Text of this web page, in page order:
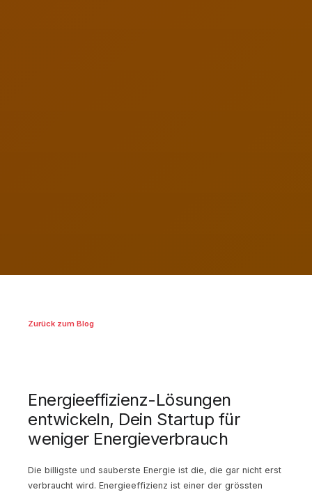
Zurück zum Blog
Energieeffizienz-Lösungen
entwickeln, Dein Startup für
weniger Energieverbrauch
Die billigste und sauberste Energie ist die, die gar nicht erst
verbraucht wird. Energieeffizienz ist einer der grössten